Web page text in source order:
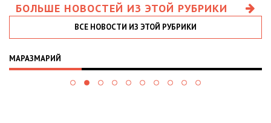
БОЛЬШЕ НОВОСТЕЙ ИЗ ЭТОЙ РУБРИКИ
ВСЕ НОВОСТИ ИЗ ЭТОЙ РУБРИКИ
МАРАЗМАРИЙ